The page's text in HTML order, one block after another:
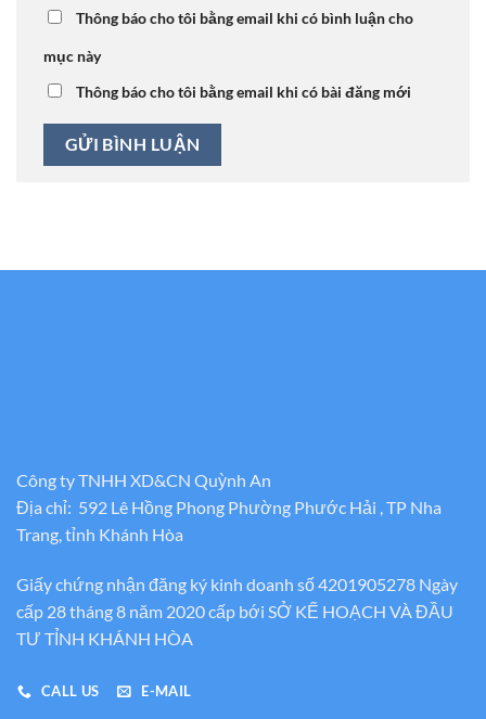
Thông báo cho tôi bằng email khi có bình luận cho
mục này
Thông báo cho tôi bằng email khi có bài đăng mới
Công ty TNHH XD&CN Quỳnh An
Địa chỉ: 592 Lê Hồng Phong Phường Phước Hải , TP Nha
Trang, tỉnh Khánh Hòa
Giấy chứng nhận đăng ký kinh doanh số 4201905278 Ngày
cấp 28 tháng 8 năm 2020 cấp bới SỞ KẾ HOẠCH VÀ ĐẦU
TƯ TỈNH KHÁNH HÒA
CALL US E-MAIL